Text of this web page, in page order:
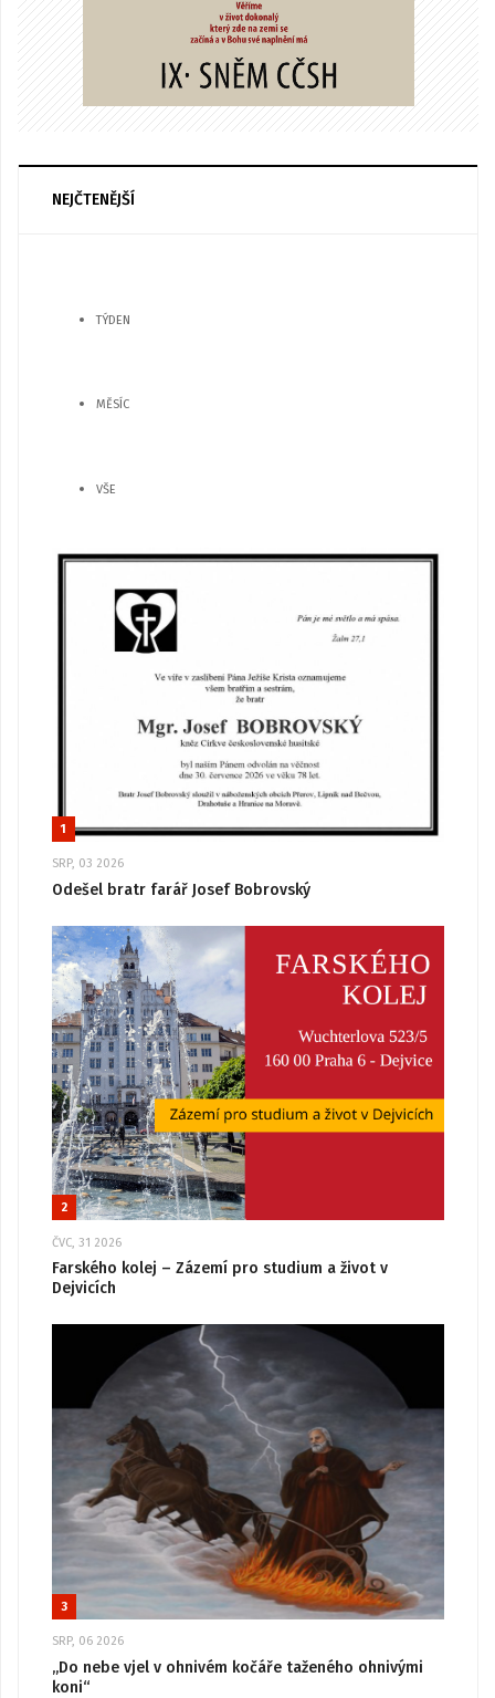
NEJČTENĚJŠÍ
TÝDEN
MĚSÍC
VŠE
1
SRP, 03 2026
Odešel bratr farář Josef Bobrovský
2
ČVC, 31 2026
Farského kolej – Zázemí pro studium a život v
Dejvicích
3
SRP, 06 2026
„Do nebe vjel v ohnivém kočáře taženého ohnivými
koni“